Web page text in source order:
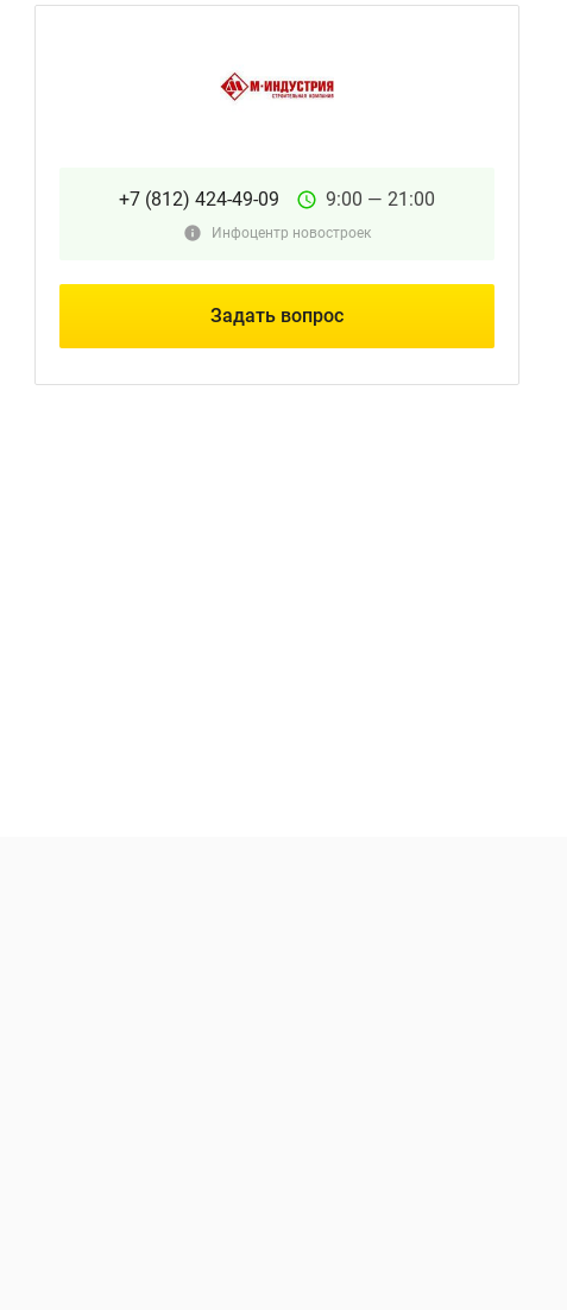
+7 (812) 424-49-09 9:00 — 21:00
Инфоцентр новостроек
Задать вопрос